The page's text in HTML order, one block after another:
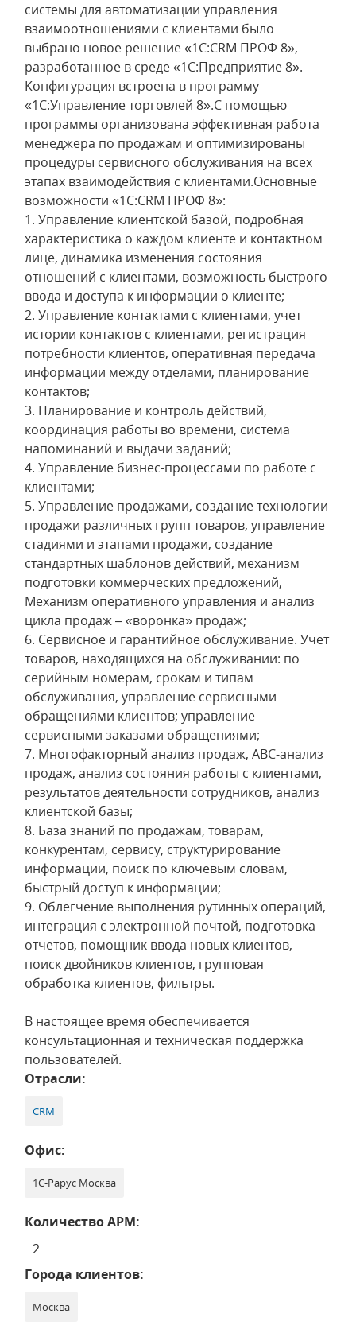
системы для автоматизации управления
взаимоотношениями с клиентами было
выбрано новое решение «1С:CRM ПРОФ 8»,
разработанное в среде «1С:Предприятие 8».
Конфигурация встроена в программу
«1С:Управление торговлей 8».С помощью
программы организована эффективная работа
менеджера по продажам и оптимизированы
процедуры сервисного обслуживания на всех
этапах взаимодействия с клиентами.Основные
возможности «1С:CRM ПРОФ 8»:
1. Управление клиентской базой, подробная
характеристика о каждом клиенте и контактном
лице, динамика изменения состояния
отношений с клиентами, возможность быстрого
ввода и доступа к информации о клиенте;
2. Управление контактами с клиентами, учет
истории контактов с клиентами, регистрация
потребности клиентов, оперативная передача
информации между отделами, планирование
контактов;
3. Планирование и контроль действий,
координация работы во времени, система
напоминаний и выдачи заданий;
4. Управление бизнес-процессами по работе с
клиентами;
5. Управление продажами, создание технологии
продажи различных групп товаров, управление
стадиями и этапами продажи, создание
стандартных шаблонов действий, механизм
подготовки коммерческих предложений,
Механизм оперативного управления и анализ
цикла продаж – «воронка» продаж;
6. Сервисное и гарантийное обслуживание. Учет
товаров, находящихся на обслуживании: по
серийным номерам, срокам и типам
обслуживания, управление сервисными
обращениями клиентов; управление
сервисными заказами обращениями;
7. Многофакторный анализ продаж, АВС-анализ
продаж, анализ состояния работы с клиентами,
результатов деятельности сотрудников, анализ
клиентской базы;
8. База знаний по продажам, товарам,
конкурентам, сервису, структурирование
информации, поиск по ключевым словам,
быстрый доступ к информации;
9. Облегчение выполнения рутинных операций,
интеграция с электронной почтой, подготовка
отчетов, помощник ввода новых клиентов,
поиск двойников клиентов, групповая
обработка клиентов, фильтры.
В настоящее время обеспечивается
консультационная и техническая поддержка
пользователей.
Отрасли:
CRM
Офис:
1С-Рарус Москва
Количество АРМ:
2
Города клиентов:
Москва